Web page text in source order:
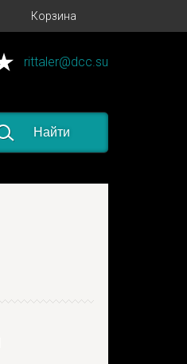
Корзина
rittaler@dcc.su
Найти